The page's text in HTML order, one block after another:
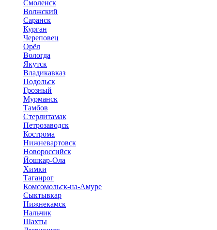
Смоленск
Волжский
Саранск
Курган
Череповец
Орёл
Вологда
Якутск
Владикавказ
Подольск
Грозный
Мурманск
Тамбов
Стерлитамак
Петрозаводск
Кострома
Нижневартовск
Новороссийск
Йошкар-Ола
Химки
Таганрог
Комсомольск-на-Амуре
Сыктывкар
Нижнекамск
Нальчик
Шахты